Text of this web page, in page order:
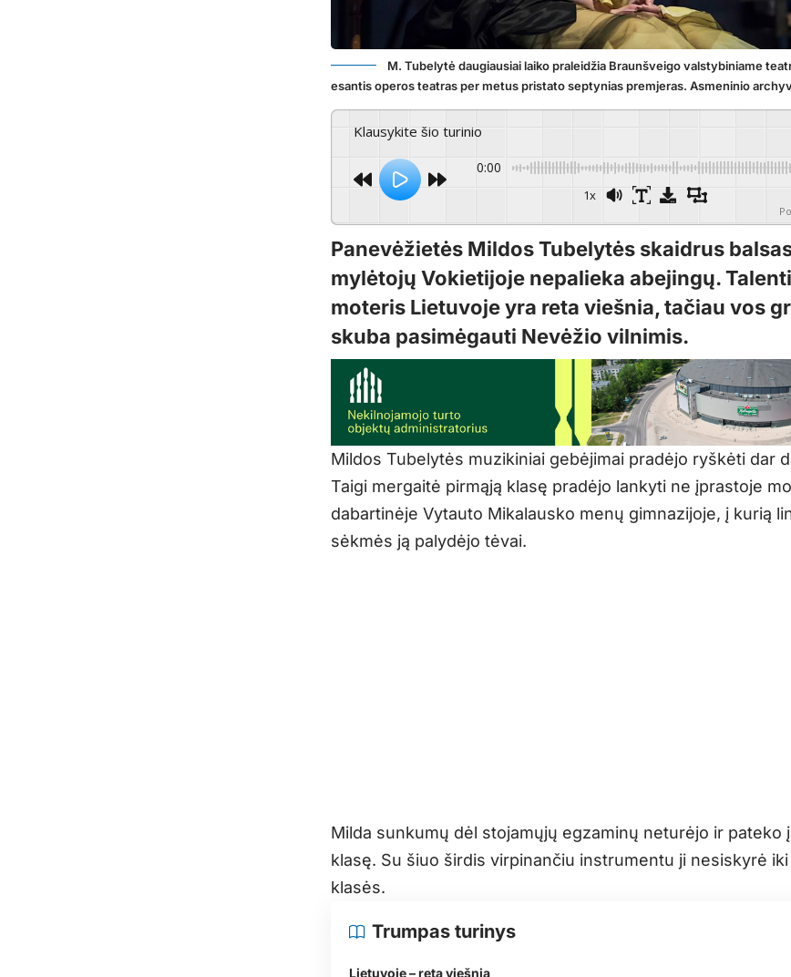
M. Tubelytė daugiausiai laiko praleidžia Braunšveigo valstybiniame
esantis operos teatras per metus pristato septynias premjeras. Asmeninio
Klausykite šio turinio
0:00
1x
Panevėžietės Mildos Tubelytės skaidrus
mylėtojų Vokietijoje nepalieka abejingų.
moteris Lietuvoje yra reta viešnia, tačiau vos
skuba pasimėgauti Nevėžio vilnimis.
Mildos Tubelytės muzikiniai gebėjimai pradėjo ryškėti dar
Taigi mergaitė pirmąją klasę pradėjo lankyti ne įprastoje
dabartinėje Vytauto Mikalausko menų gimnazijoje, į kurią
sėkmės ją palydėjo tėvai.
Milda sunkumų dėl stojamųjų egzaminų neturėjo ir pateko
klasę. Su šiuo širdis virpinančiu instrumentu ji nesiskyrė
klasės.
Trumpas turinys
Lietuvoje – reta viešnia